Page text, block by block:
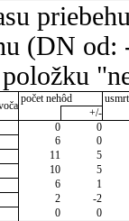
(DN
počet nehôd
+/-
0
0
6
0
11
5
10
5
6
1
2
-2
0 0